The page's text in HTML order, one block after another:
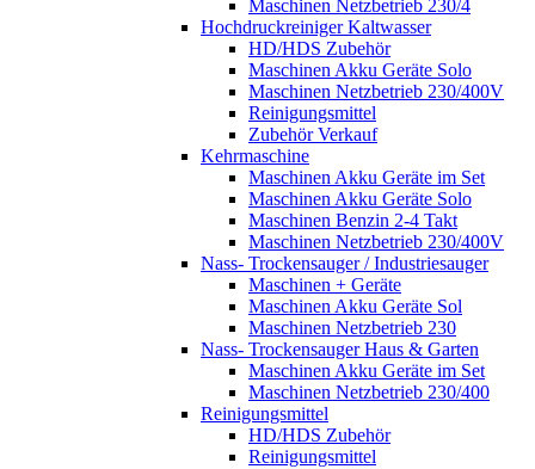
Maschinen Netzbetrieb 230/4
Hochdruckreiniger Kaltwasser
HD/HDS Zubehör
Maschinen Akku Geräte Solo
Maschinen Netzbetrieb 230/400V
Reinigungsmittel
Zubehör Verkauf
Kehrmaschine
Maschinen Akku Geräte im Set
Maschinen Akku Geräte Solo
Maschinen Benzin 2-4 Takt
Maschinen Netzbetrieb 230/400V
Nass- Trockensauger / Industriesauger
Maschinen + Geräte
Maschinen Akku Geräte Sol
Maschinen Netzbetrieb 230
Nass- Trockensauger Haus & Garten
Maschinen Akku Geräte im Set
Maschinen Netzbetrieb 230/400
Reinigungsmittel
HD/HDS Zubehör
Reinigungsmittel